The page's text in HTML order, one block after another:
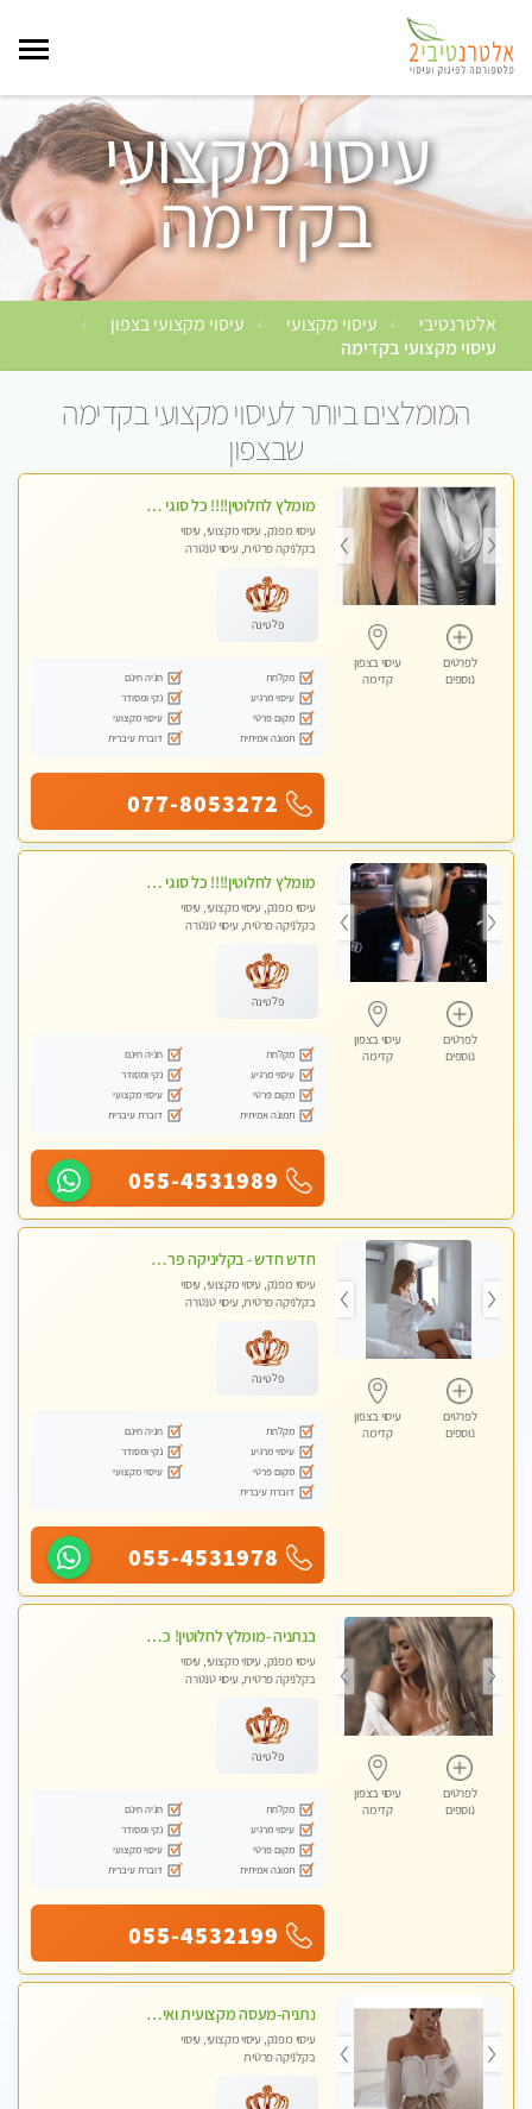
עיסוי מקצועי
בקדימה
אלטרנטיבי › עיסוי מקצועי › עיסוי מקצועי בצפון ›
עיסוי מקצועי בקדימה
המומלצים ביותר לעיסוי מקצועי בקדימה
שבצפון
לפרטים
נוספים
עיסוי בצפון
קדימה
מומלץ לחלוטין!!!! כל סוגי העיסויים מעסה מקצועית ואיכותית פרטי!!!
עיסוי מפנק, עיסוי מקצועי, עיסוי
בקלניקה פרטית, עיסוי טנטרה
פלטינה
מקלחת
חניה חינם
עיסוי מרגיע
נקי ומסודר
מקום פרטי
עיסוי מקצועי
תמונה אמיתית
דוברת עיברית
077-8053272
לפרטים
נוספים
עיסוי בצפון
קדימה
מומלץ לחלוטין!!!! כל סוגי העיסויים מעסה מקצועית ואיכותית פרטי!!!
עיסוי מפנק, עיסוי מקצועי, עיסוי
בקלניקה פרטית, עיסוי טנטרה
פלטינה
מקלחת
חניה חינם
עיסוי מרגיע
נקי ומסודר
מקום פרטי
עיסוי מקצועי
תמונה אמיתית
דוברת עיברית
055-4531989
לפרטים
נוספים
עיסוי בצפון
קדימה
חדש חדש - בקליניקה פרטית בהרצליה עיסוי לחידוש אנרגיות עיסוי חלומי מומלץ מאוד !
עיסוי מפנק, עיסוי מקצועי, עיסוי
בקלניקה פרטית, עיסוי טנטרה
פלטינה
מקלחת
חניה חינם
עיסוי מרגיע
נקי ומסודר
מקום פרטי
עיסוי מקצועי
דוברת עיברית
055-4531978
לפרטים
נוספים
עיסוי בצפון
קדימה
בנתניה -מומלץ לחלוטין! כל סוגי העיסויים מעסה מקצועית ואיכותית פרטי!!!
עיסוי מפנק, עיסוי מקצועי, עיסוי
בקלניקה פרטית, עיסוי טנטרה
פלטינה
מקלחת
חניה חינם
עיסוי מרגיע
נקי ומסודר
מקום פרטי
עיסוי מקצועי
תמונה אמיתית
דוברת עיברית
055-4532199
נתניה-מעסה מקצועית ואיכותית .לעיסוי מושלם ביותר תתקשר.......
עיסוי מפנק, עיסוי מקצועי, עיסוי
בקלניקה פרטית